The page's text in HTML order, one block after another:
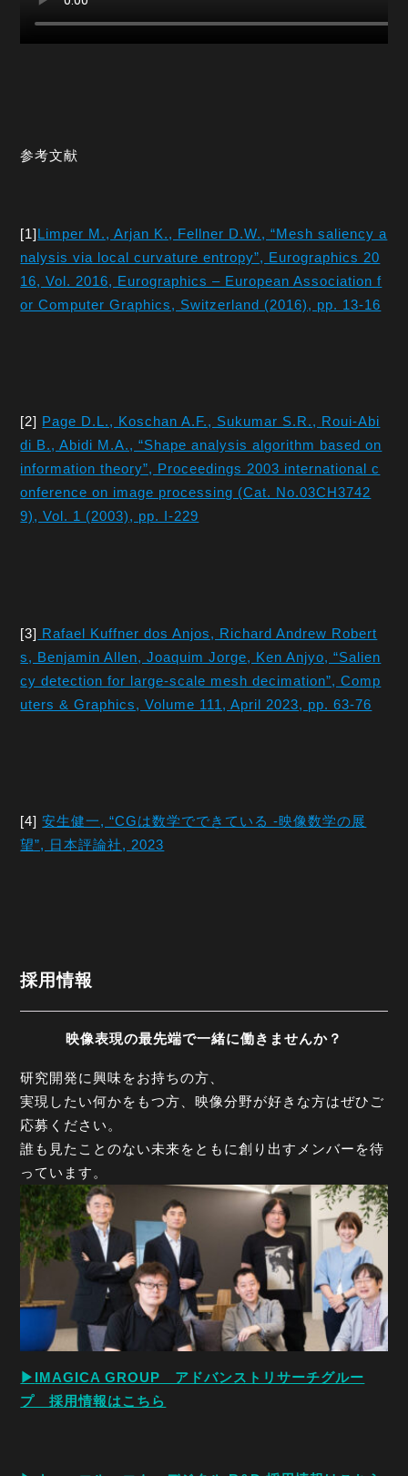
参考文献
[1]Limper M., Arjan K., Fellner D.W., “Mesh saliency a
nalysis via local curvature entropy”, Eurographics 20
16, Vol. 2016, Eurographics – European Association f
or Computer Graphics, Switzerland (2016), pp. 13-16
[2] Page D.L., Koschan A.F., Sukumar S.R., Roui-Abi
di B., Abidi M.A., “Shape analysis algorithm based on
information theory”, Proceedings 2003 international c
onference on image processing (Cat. No.03CH3742
9), Vol. 1 (2003), pp. I-229
[3] Rafael Kuffner dos Anjos, Richard Andrew Robert
s, Benjamin Allen, Joaquim Jorge, Ken Anjyo, “Salien
cy detection for large-scale mesh decimation”, Comp
uters & Graphics, Volume 111, April 2023, pp. 63-76
[4]安生健一, “CGは数学でできている -映像数学の展
望”, 日本評論社, 2023
採用情報
映像表現の最先端で一緒に働きませんか？
研究開発に興味をお持ちの方、
実現したい何かをもつ方、映像分野が好きな方はぜひご
応募ください。
誰も見たことのない未来をともに創り出すメンバーを待
っています。
▶︎
IMAGICA GROUP アドバンストリサーチグルー
プ 採用情報はこちら